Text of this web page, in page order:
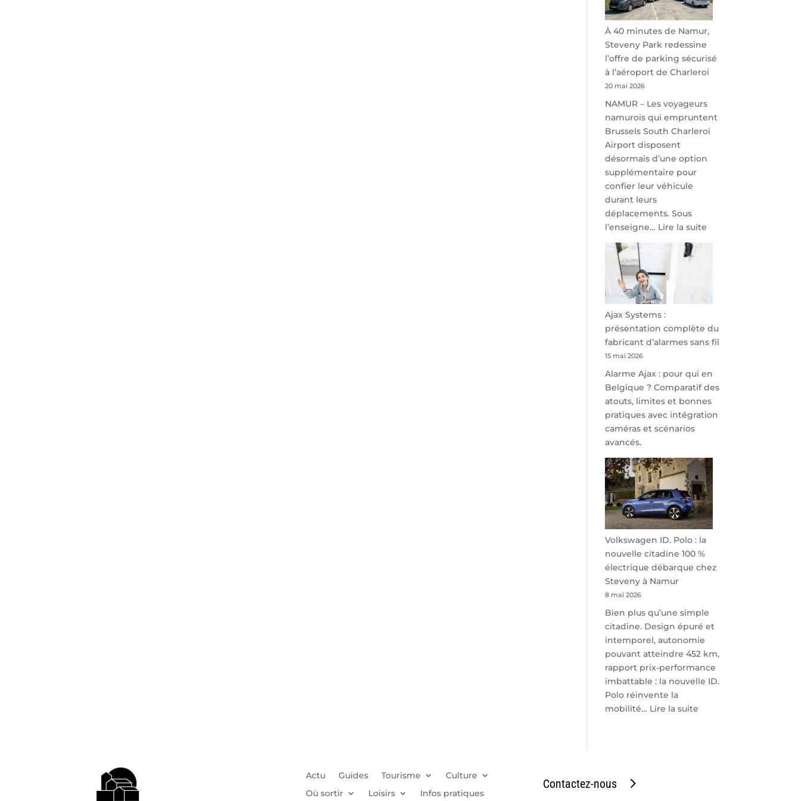
À 40 minutes de Namur,
Steveny Park redessine
l’offre de parking sécurisé
à l’aéroport de Charleroi
20 mai 2026
NAMUR – Les voyageurs
namurois qui empruntent
Brussels South Charleroi
Airport disposent
désormais d’une option
supplémentaire pour
confier leur véhicule
durant leurs
déplacements. Sous
l’enseigne… Lire la suite
Park
redessine
parking
sécurisé
à
l’aéroport
Ajax Systems :
présentation complète du
fabricant d’alarmes sans fil
15 mai 2026
Alarme Ajax : pour qui en
Belgique ? Comparatif des
atouts, limites et bonnes
pratiques avec intégration
caméras et scénarios
avancés.
Volkswagen ID. Polo : la
nouvelle citadine 100 %
électrique débarque chez
Steveny à Namur
8 mai 2026
Bien plus qu’une simple
citadine. Design épuré et
intemporel, autonomie
pouvant atteindre 452 km,
rapport prix-performance
imbattable : la nouvelle ID.
Polo réinvente la
mobilité… Lire la suite
Actu Guides Tourisme
Culture
Où sortir
Loisirs Infos pratiques
Contactez-nous